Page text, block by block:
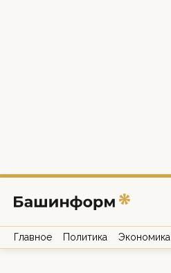
Главное Политика Экономика